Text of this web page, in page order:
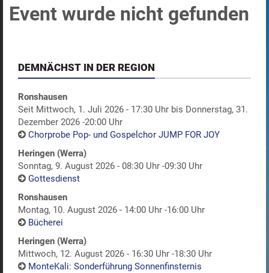
Event wurde nicht gefunden
DEMNÄCHST IN DER REGION
Ronshausen
Seit Mittwoch, 1. Juli 2026 - 17:30 Uhr bis Donnerstag, 31.
Dezember 2026 -20:00 Uhr
Chorprobe Pop- und Gospelchor JUMP FOR JOY
Heringen (Werra)
Sonntag, 9. August 2026 - 08:30 Uhr -09:30 Uhr
Gottesdienst
Ronshausen
Montag, 10. August 2026 - 14:00 Uhr -16:00 Uhr
Bücherei
Heringen (Werra)
Mittwoch, 12. August 2026 - 16:30 Uhr -18:30 Uhr
MonteKali: Sonderführung Sonnenfinsternis